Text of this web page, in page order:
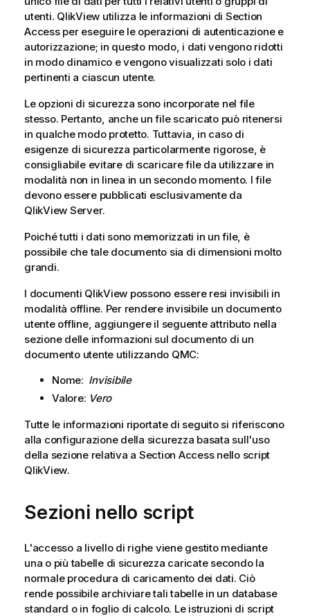
utenti. QlikView utilizza le informazioni di Section
Access per eseguire le operazioni di autenticazione e
autorizzazione; in questo modo, i dati vengono ridotti
in modo dinamico e vengono visualizzati solo i dati
pertinenti a ciascun utente.
Le opzioni di sicurezza sono incorporate nel file
stesso. Pertanto, anche un file scaricato può ritenersi
in qualche modo protetto. Tuttavia, in caso di
esigenze di sicurezza particolarmente rigorose, è
consigliabile evitare di scaricare file da utilizzare in
modalità non in linea in un secondo momento. I file
devono essere pubblicati esclusivamente da
QlikView Server.
Poiché tutti i dati sono memorizzati in un file, è
possibile che tale documento sia di dimensioni molto
grandi.
I documenti QlikView possono essere resi invisibili in
modalità offline. Per rendere invisibile un documento
utente offline, aggiungere il seguente attributo nella
sezione delle informazioni sul documento di un
documento utente utilizzando QMC:
Nome: Invisibile
Valore: Vero
Tutte le informazioni riportate di seguito si riferiscono
alla configurazione della sicurezza basata sull'uso
della sezione relativa a Section Access nello script
QlikView.
Sezioni nello script
L'accesso a livello di righe viene gestito mediante
una o più tabelle di sicurezza caricate secondo la
normale procedura di caricamento dei dati. Ciò
rende possibile archiviare tali tabelle in un database
standard o in foglio di calcolo. Le istruzioni di script